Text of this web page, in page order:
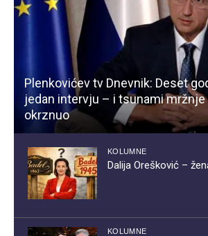
Plenkovićev tv Dnevnik: Deset
jedan intervju – i tsunami mržnje
okrznuo
KOLUMNE
Dalija Orešković –
KOLUMNE